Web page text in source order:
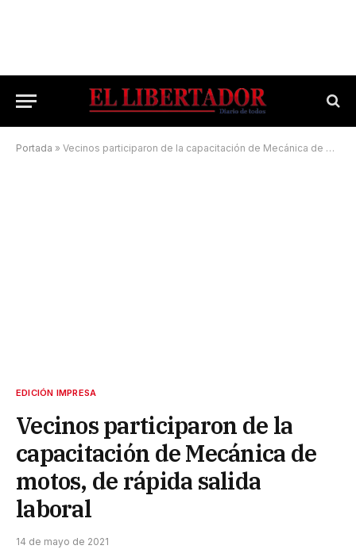
Portada » Vecinos participaron de la capacitación de Mecánica de motos, de rápida salida laboral
EDICIÓN IMPRESA
Vecinos participaron de la
capacitación de Mecánica de
motos, de rápida salida
laboral
14 de mayo de 2021